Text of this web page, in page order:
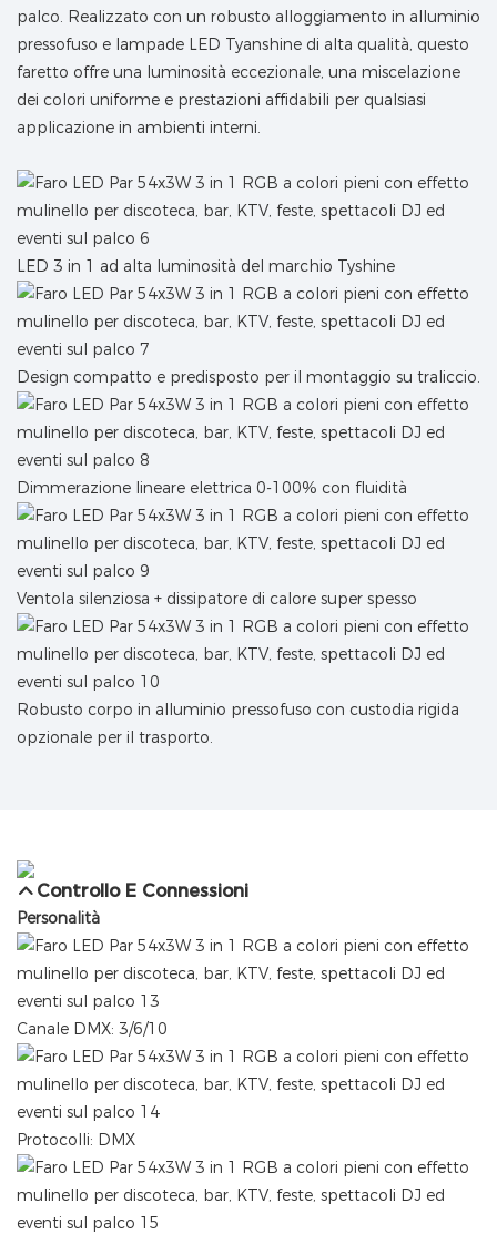
palco. Realizzato con un robusto alloggiamento in alluminio
pressofuso e lampade LED Tyanshine di alta qualità, questo
faretto offre una luminosità eccezionale, una miscelazione
dei colori uniforme e prestazioni affidabili per qualsiasi
applicazione in ambienti interni.
LED 3 in 1 ad alta luminosità del marchio Tyshine
Design compatto e predisposto per il montaggio su traliccio.
Dimmerazione lineare elettrica 0-100% con fluidità
Ventola silenziosa + dissipatore di calore super spesso
Robusto corpo in alluminio pressofuso con custodia rigida
opzionale per il trasporto.
Controllo E Connessioni
Personalità
Canale DMX: 3/6/10
Protocolli: DMX